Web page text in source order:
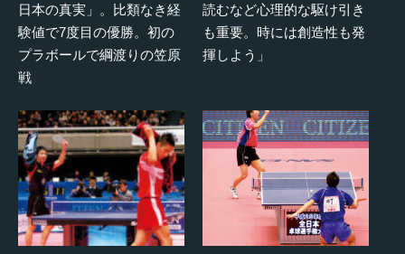
日本の真実」。比類なき経
験値で7度目の優勝。初の
プラボールで綱渡りの笠原
戦
読むなど心理的な駆け引き
も重要。時には創造性も発
揮しよう」